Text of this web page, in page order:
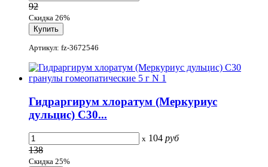
92
Скидка 26%
Артикул: fz-3672546
Гидраргирум хлоратум (Меркуриус
дульцис) С30...
x 104 руб
138
Скидка 25%